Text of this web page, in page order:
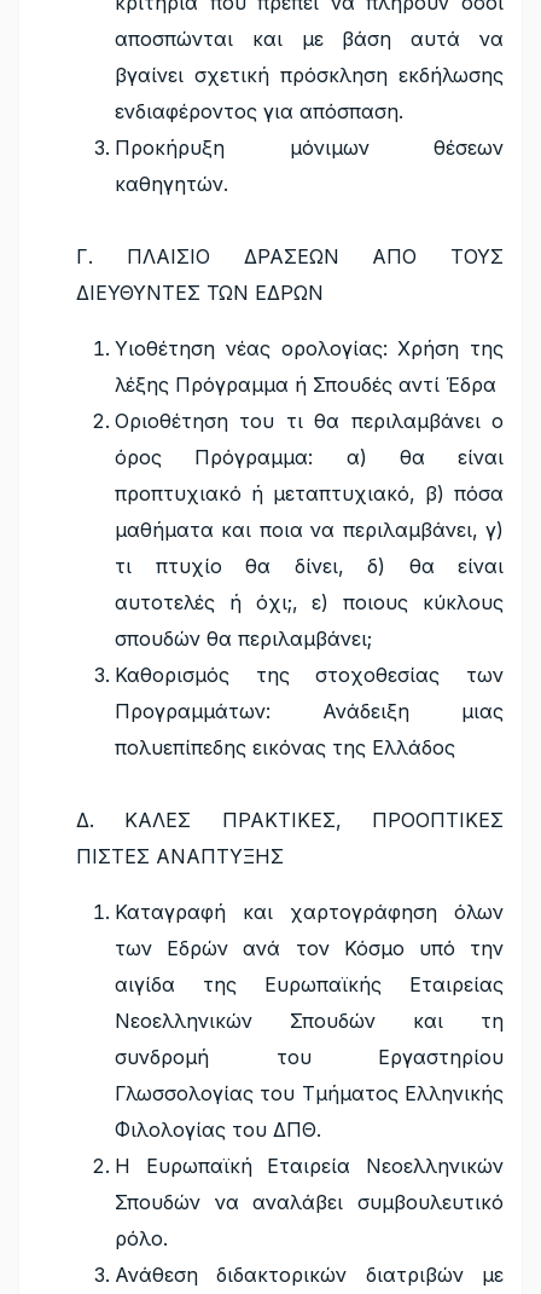
αποσπώνται και με βάση αυτά να
βγαίνει σχετική πρόσκληση εκδήλωσης
ενδιαφέροντος για απόσπαση.
Προκήρυξη μόνιμων θέσεων
καθηγητών.
Γ. ΠΛΑΙΣΙΟ ΔΡΑΣΕΩΝ ΑΠΟ ΤΟΥΣ
ΔΙΕΥΘΥΝΤΕΣ ΤΩΝ ΕΔΡΩΝ
Υιοθέτηση νέας ορολογίας: Χρήση της
λέξης Πρόγραμμα ή Σπουδές αντί Έδρα
Οριοθέτηση του τι θα περιλαμβάνει ο
όρος Πρόγραμμα: α) θα είναι
προπτυχιακό ή μεταπτυχιακό, β) πόσα
μαθήματα και ποια να περιλαμβάνει, γ)
τι πτυχίο θα δίνει, δ) θα είναι
αυτοτελές ή όχι;, ε) ποιους κύκλους
σπουδών θα περιλαμβάνει;
Καθορισμός της στοχοθεσίας των
Προγραμμάτων: Ανάδειξη μιας
πολυεπίπεδης εικόνας της Ελλάδος
Δ. ΚΑΛΕΣ ΠΡΑΚΤΙΚΕΣ, ΠΡΟΟΠΤΙΚΕΣ
ΠΙΣΤΕΣ ΑΝΑΠΤΥΞΗΣ
Καταγραφή και χαρτογράφηση όλων
των Εδρών ανά τον Κόσμο υπό την
αιγίδα της Ευρωπαϊκής Εταιρείας
Νεοελληνικών Σπουδών και τη
συνδρομή του Εργαστηρίου
Γλωσσολογίας του Τμήματος Ελληνικής
Φιλολογίας του ΔΠΘ.
Η Ευρωπαϊκή Εταιρεία Νεοελληνικών
Σπουδών να αναλάβει συμβουλευτικό
ρόλο.
Ανάθεση διδακτορικών διατριβών με